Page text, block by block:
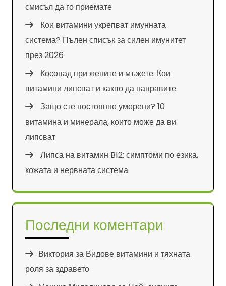
смисъл да го приемате
Кои витамини укрепват имунната
система? Пълен списък за силен имунитет
през 2026
Косопад при жените и мъжете: Кои
витамини липсват и какво да направите
Защо сте постоянно уморени? 10
витамина и минерала, които може да ви
липсват
Липса на витамин B12: симптоми по езика,
кожата и нервната система
Последни коментари
Виктория за Видове витамини и тяхната
роля за здравето